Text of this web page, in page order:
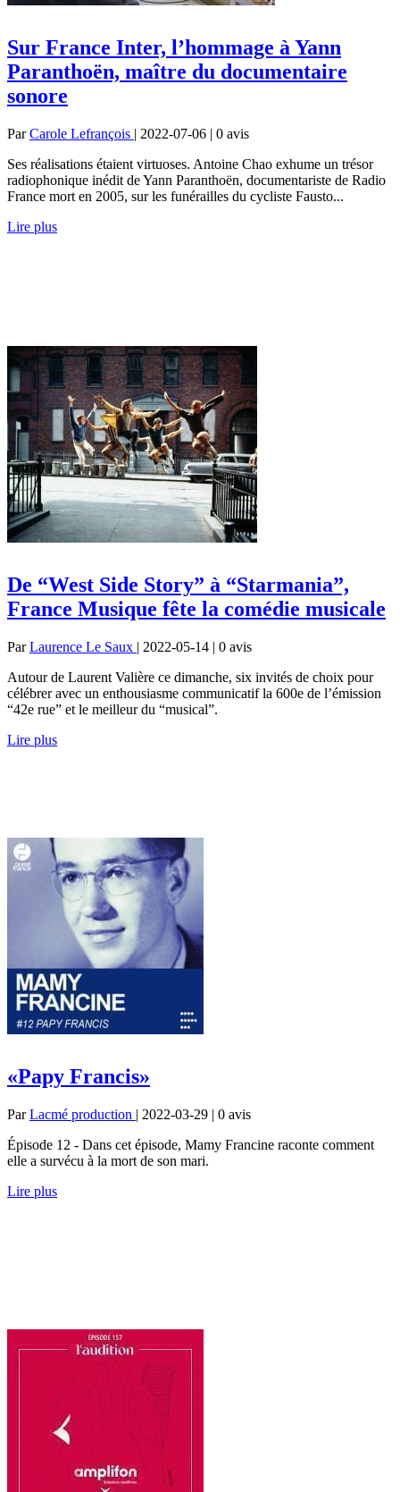
Sur France Inter, l’hommage à Yann
Paranthoën, maître du documentaire
sonore
ParCarole Lefrançois | 2022-07-06 | 0 avis
Ses réalisations étaient virtuoses. Antoine Chao exhume un trésor
radiophonique inédit de Yann Paranthoën, documentariste de Radio
France mort en 2005, sur les funérailles du cycliste Fausto...
Lire plus
De “West Side Story” à “Starmania”,
France Musique fête la comédie musicale
ParLaurence Le Saux | 2022-05-14 | 0 avis
Autour de Laurent Valière ce dimanche, six invités de choix pour
célébrer avec un enthousiasme communicatif la 600e de l’émission
“42e rue” et le meilleur du “musical”.
Lire plus
«Papy Francis»
ParLacmé production | 2022-03-29 | 0 avis
Épisode 12 - Dans cet épisode, Mamy Francine raconte comment
elle a survécu à la mort de son mari.
Lire plus